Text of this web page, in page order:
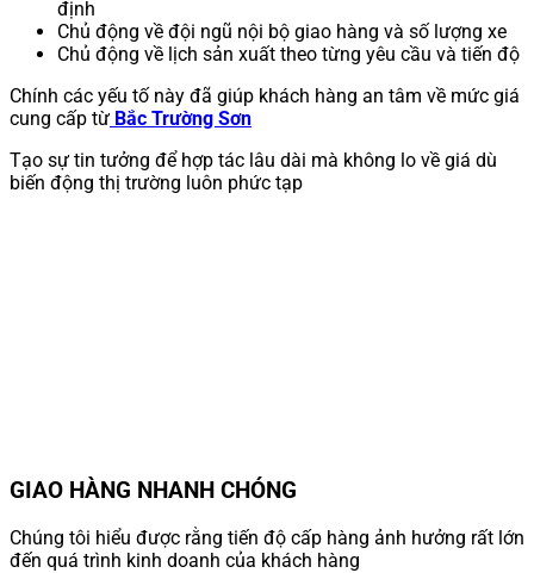
định
Chủ động về đội ngũ nội bộ giao hàng và số lượng xe
Chủ động về lịch sản xuất theo từng yêu cầu và tiến độ
Chính các yếu tố này đã giúp khách hàng an tâm về mức giá
cung cấp từ Bắc Trường Sơn
Tạo sự tin tưởng để hợp tác lâu dài mà không lo về giá dù
biến động thị trường luôn phức tạp
GIAO HÀNG NHANH CHÓNG
Chúng tôi hiểu được rằng tiến độ cấp hàng ảnh hưởng rất lớn
đến quá trình kinh doanh của khách hàng